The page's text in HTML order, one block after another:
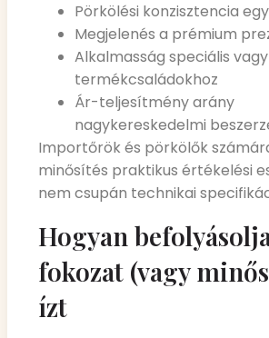
Pörkölési konzisztencia
Megjelenés a prémium
Alkalmasság speciális
termékcsaládokhoz
Ár-teljesítmény arány
nagykereskedelmi
Importőrök és pörkölők
minősítés praktikus értékelési
nem csupán technikai
Hogyan
fokozat (vagy
ízt